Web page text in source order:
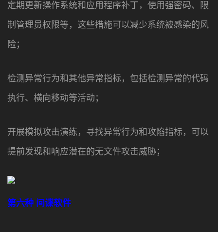
定期更新操作系统和应用程序补丁，使用强密码、限
制管理员权限等，这些措施可以减少系统被感染的风
险；
检测异常行为和其他异常指标，包括检测异常的代码
执行、横向移动等活动；
开展模拟攻击演练，寻找异常行为和攻陷指标，可以
提前发现和响应潜在的无文件攻击威胁；
第六种 间谍软件